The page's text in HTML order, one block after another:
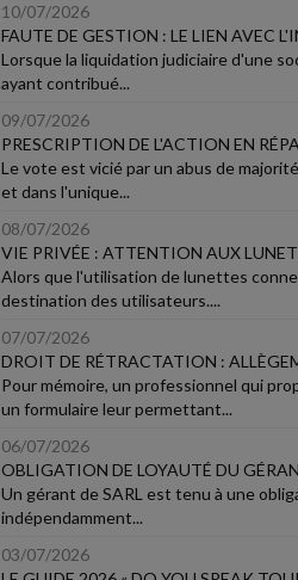
10/07/2026
FAUTE DE GESTION : LE LIEN AVEC
Lorsque la liquidation judiciaire d'une
ayant contribué...
09/07/2026
PRESCRIPTION DE L'ACTION EN
Le vote est vicié par un abus de
et dans l'unique...
08/07/2026
VIE PRIVÉE : ATTENTION AUX
Alors que l'utilisation de lunettes
destination des utilisateurs....
07/07/2026
DROIT DE RÉTRACTATION :
Pour mémoire, un professionnel qui
un formulaire leur permettant...
06/07/2026
OBLIGATION DE LOYAUTÉ DU
Un gérant de SARL est tenu à une
indépendamment...
03/07/2026